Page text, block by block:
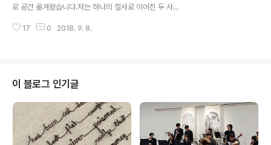
로 공간 옮겨왔습니다.저는 하나의 철사로 이어진 두 사람
겨울 지나 봄이 온다는 것 infinitely healing'을 출품해 올
작품을 설명하는 저에게 눈망울 반짝이며 가까이다가 와
궁금한 것을 물어왔어요. 한마디 한마디 놓치지 않는 놀라
운 집중력, 천진난만함이 가득했습니다. 왁자지껄 정말 재
미나게 철사로 작은 새 만들었습니다. 남은 전시 기간, 매주
토요일과 일요일(9월 9일, 15일, 16일, 22일, 29일, 30
일)에 ..
17 0 2018. 9. 8.
이 블로그 인기글